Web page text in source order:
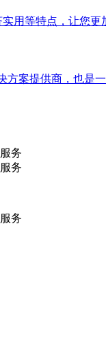
用等特点，让您更
案提供商，也是